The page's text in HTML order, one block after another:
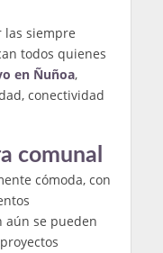
las siempre
todos quienes
en Ñuñoa,
conectividad
comunal
cómoda, con
aún se pueden